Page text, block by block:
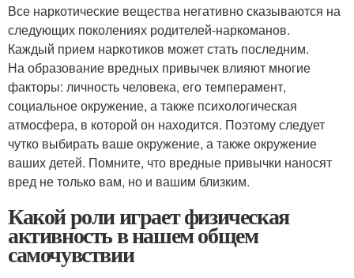
Все наркотические вещества негативно сказываются на
следующих поколениях родителей-наркоманов.
Каждый прием наркотиков может стать последним.
На образование вредных привычек влияют многие
факторы: личность человека, его темперамент,
социальное окружение, а также психологическая
атмосфера, в которой он находится. Поэтому следует
чутко выбирать ваше окружение, а также окружение
ваших детей. Помните, что вредные привычки наносят
вред не только вам, но и вашим близким.
Какой роли играет физическая
активность в нашем общем
самочувствии